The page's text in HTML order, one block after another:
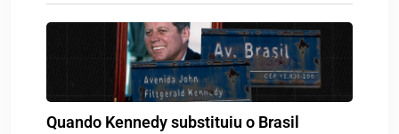
Quando Kennedy substituiu o Brasil